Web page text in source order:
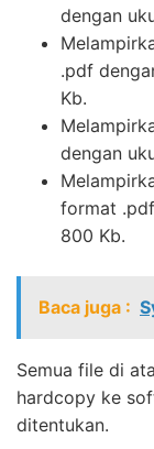
dengan
.pdf
Kb.
dengan
format
800 Kb.
Baca juga :
Semua file di
hardcopy ke
ditentukan.